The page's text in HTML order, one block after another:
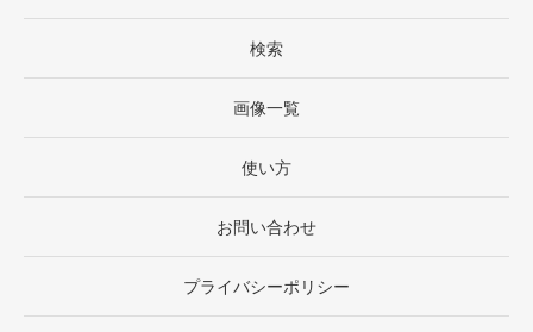
検索
画像一覧
使い方
お問い合わせ
プライバシーポリシー